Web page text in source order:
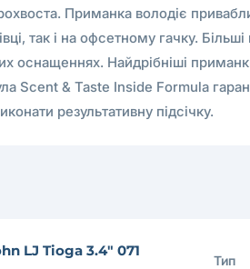
Приманка володіє
так і на офсетному гачку.
оснащеннях. Найдрібніші
Scent & Taste Inside Formula
результативну підсічку.
LJ Tioga 3.4" 071
Тип